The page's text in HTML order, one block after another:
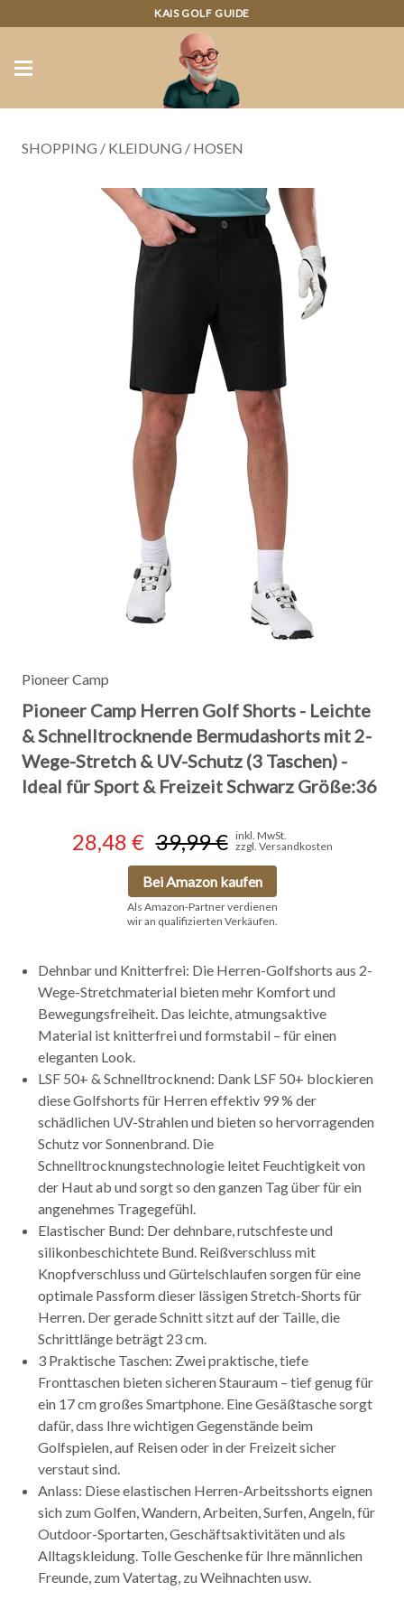
KAIS GOLF GUIDE
SHOPPING / KLEIDUNG / HOSEN
Pioneer Camp
Pioneer Camp Herren Golf Shorts - Leichte
& Schnelltrocknende Bermudashorts mit 2-
Wege-Stretch & UV-Schutz (3 Taschen) -
Ideal für Sport & Freizeit Schwarz Größe:36
28,48 € 39,99 € inkl. MwSt.
zzgl. Versandkosten
Bei Amazon kaufen
Als Amazon-Partner verdienen
wir an qualifizierten Verkäufen.
Dehnbar und Knitterfrei: Die Herren-Golfshorts aus 2-
Wege-Stretchmaterial bieten mehr Komfort und
Bewegungsfreiheit. Das leichte, atmungsaktive
Material ist knitterfrei und formstabil – für einen
eleganten Look.
LSF 50+ & Schnelltrocknend: Dank LSF 50+ blockieren
diese Golfshorts für Herren effektiv 99 % der
schädlichen UV-Strahlen und bieten so hervorragenden
Schutz vor Sonnenbrand. Die
Schnelltrocknungstechnologie leitet Feuchtigkeit von
der Haut ab und sorgt so den ganzen Tag über für ein
angenehmes Tragegefühl.
Elastischer Bund: Der dehnbare, rutschfeste und
silikonbeschichtete Bund. Reißverschluss mit
Knopfverschluss und Gürtelschlaufen sorgen für eine
optimale Passform dieser lässigen Stretch-Shorts für
Herren. Der gerade Schnitt sitzt auf der Taille, die
Schrittlänge beträgt 23 cm.
3 Praktische Taschen: Zwei praktische, tiefe
Fronttaschen bieten sicheren Stauraum – tief genug für
ein 17 cm großes Smartphone. Eine Gesäßtasche sorgt
dafür, dass Ihre wichtigen Gegenstände beim
Golfspielen, auf Reisen oder in der Freizeit sicher
verstaut sind.
Anlass: Diese elastischen Herren-Arbeitsshorts eignen
sich zum Golfen, Wandern, Arbeiten, Surfen, Angeln, für
Outdoor-Sportarten, Geschäftsaktivitäten und als
Alltagskleidung. Tolle Geschenke für Ihre männlichen
Freunde, zum Vatertag, zu Weihnachten usw.